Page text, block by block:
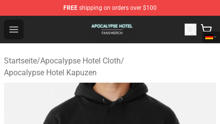
FREE shipping on orders over $100
Open menu
Apocalypse Hotel Shop - Official Apocalypse Hotel
Startseite/Apocalypse Hotel Cloth/
Apocalypse Hotel Kapuzen